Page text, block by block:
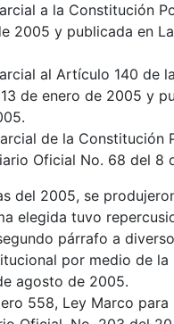
a la Constitución
2005 y publicada en
al Artículo 140 de
de enero de 2005 y
de la Constitución
Oficial No. 68 del 8
del 2005, se
elegida tuvo
párrafo a
por medio de
agosto de 2005.
558, Ley Marco